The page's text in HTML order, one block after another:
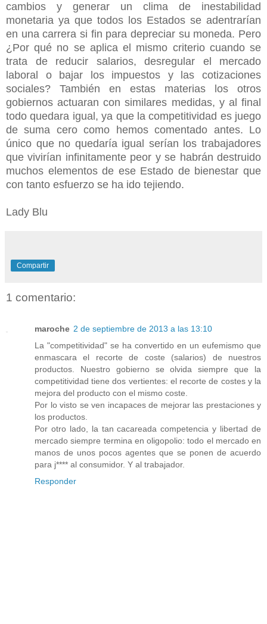
cambios y generar un clima de inestabilidad
monetaria ya que todos los Estados se adentrarían
en una carrera si fin para depreciar su moneda. Pero
¿Por qué no se aplica el mismo criterio cuando se
trata de reducir salarios, desregular el mercado
laboral o bajar los impuestos y las cotizaciones
sociales? También en estas materias los otros
gobiernos actuaran con similares medidas, y al final
todo quedara igual, ya que la competitividad es juego
de suma cero como hemos comentado antes. Lo
único que no quedaría igual serían los trabajadores
que vivirían infinitamente peor y se habrán destruido
muchos elementos de ese Estado de bienestar que
con tanto esfuerzo se ha ido tejiendo.
Lady Blu
Compartir
1 comentario:
maroche 2 de septiembre de 2013 a las 13:10
La "competitividad" se ha convertido en un eufemismo que
enmascara el recorte de coste (salarios) de nuestros
productos. Nuestro gobierno se olvida siempre que la
competitividad tiene dos vertientes: el recorte de costes y la
mejora del producto con el mismo coste.
Por lo visto se ven incapaces de mejorar las prestaciones y
los productos.
Por otro lado, la tan cacareada competencia y libertad de
mercado siempre termina en oligopolio: todo el mercado en
manos de unos pocos agentes que se ponen de acuerdo
para j**** al consumidor. Y al trabajador.
Responder